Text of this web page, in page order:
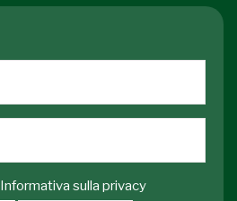
Informativa sulla privacy